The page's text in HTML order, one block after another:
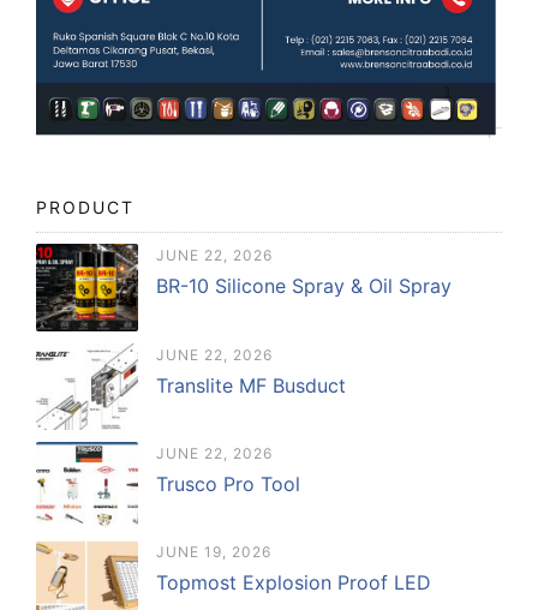
PRODUCT
JUNE 22, 2026
BR-10 Silicone Spray & Oil Spray
JUNE 22, 2026
Translite MF Busduct
JUNE 22, 2026
Trusco Pro Tool
JUNE 19, 2026
Topmost Explosion Proof LED